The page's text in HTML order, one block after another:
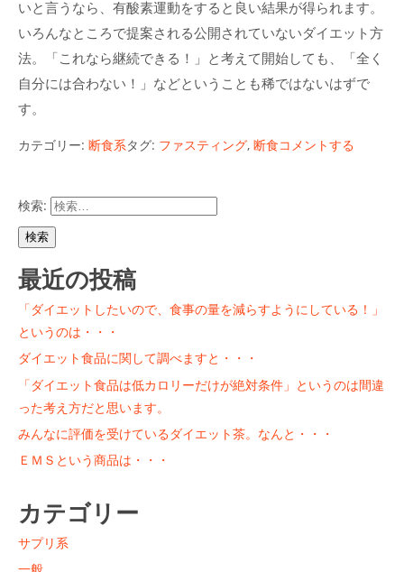
いと言うなら、有酸素運動をすると良い結果が得られます。
いろんなところで提案される公開されていないダイエット方
法。「これなら継続できる！」と考えて開始しても、「全く
自分には合わない！」などということも稀ではないはずで
す。
カテゴリー: 断食系タグ: ファスティング, 断食コメントする
検索:
最近の投稿
「ダイエットしたいので、食事の量を減らすようにしている！」
というのは・・・
ダイエット食品に関して調べますと・・・
「ダイエット食品は低カロリーだけが絶対条件」というのは間違
った考え方だと思います。
みんなに評価を受けているダイエット茶。なんと・・・
ＥＭＳという商品は・・・
カテゴリー
サプリ系